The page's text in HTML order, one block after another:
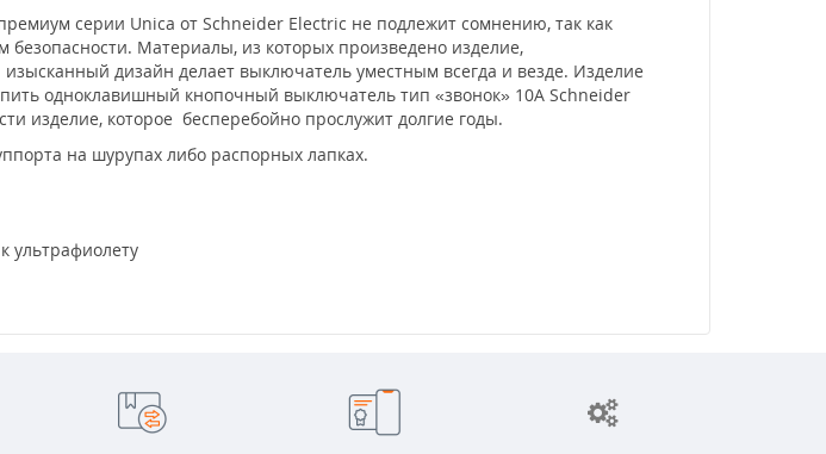
серии Unica от Schneider Electric не подлежит сомнению, так как
Материалы, из которых произведено изделие,
дизайн делает выключатель уместным всегда и везде. Изделие
одноклавишный кнопочный выключатель тип «звонок» 10А Schneider
изделие, которое бесперебойно прослужит долгие годы.
на шурупах либо распорных лапках.
ультрафиолету